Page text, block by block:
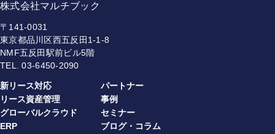
株式会社マルチブック
〒141-0031
東京都品川区西五反田1-1-8
NMF五反田駅前ビル5階
TEL.03-6450-2090
新リース対応
リース資産管理
グローバルクラウド
ERP
パートナー
事例
セミナー
ブログ・コラム